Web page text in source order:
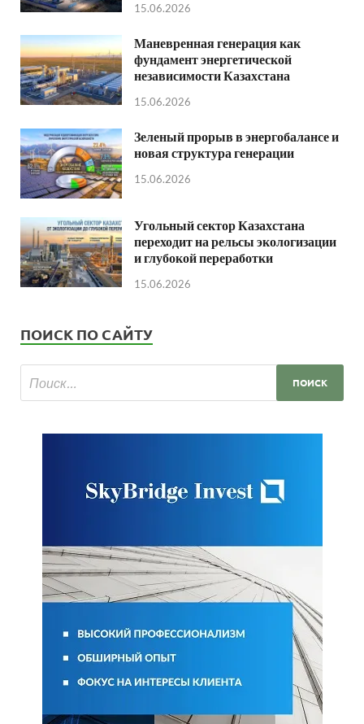
15.06.2026
Маневренная генерация как
фундамент энергетической
независимости Казахстана
15.06.2026
Зеленый прорыв в энергобалансе и
новая структура генерации
15.06.2026
Угольный сектор Казахстана
переходит на рельсы экологизации
и глубокой переработки
15.06.2026
ПОИСК ПО САЙТУ